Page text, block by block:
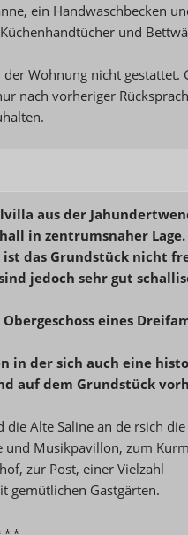
ein Handwaschbecken
und
Wohnung nicht gestattet.
nach vorheriger
aus der
in zentrumsnaher Lage.
das Grundstück nicht
jedoch sehr gut
eines Drei
in der sich auch eine
auf dem Grundstück
Alte Saline an de rsich
Musikpavillon, zum
zur Post, einer Vielzahl
gemütlichen Gastgärten.